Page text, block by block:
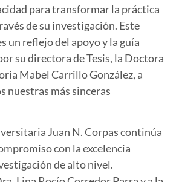
para transformar la práctica
de su investigación. Este
un reflejo del apoyo y la guía
su directora de Tesis, la Doctora
Mabel Carrillo González, a
nuestras más sinceras
Juan N. Corpas continúa
con la excelencia
de alto nivel.